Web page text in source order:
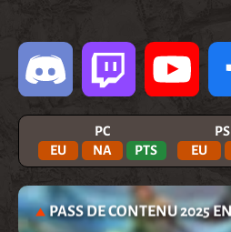
PC
EU
NA PTS
PS
EU
PASS DE CONTENU 2025